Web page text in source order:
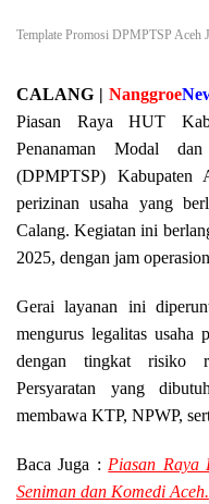
Template Promosi DPMPTSP Aceh
CALANG | Nanggroe
Piasan Raya HUT
Penanaman Modal
(DPMPTSP) Kabupaten
perizinan usaha yang
Calang. Kegiatan ini
2025, dengan jam
Gerai layanan ini
mengurus legalitas usaha
dengan tingkat risiko
Persyaratan yang
membawa KTP, NPWP,
Baca Juga : Piasan Raya
Seniman dan Komedi Aceh.